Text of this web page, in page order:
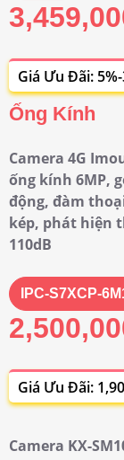
Giá Ưu Đãi:
Ống Kính
Camera 4G
ống kính 6MP,
động, đàm
kép, phát hiện
110dB
IPC-S7XCP-
Giá Ưu Đãi:
Camera KX-